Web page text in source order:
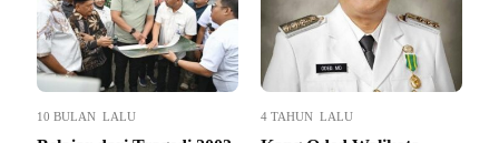
10 BULAN LALU 4 TAHUN LALU